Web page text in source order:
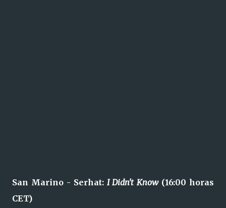
San Marino - Serhat: I Didn't Know (16:00 horas
CET)